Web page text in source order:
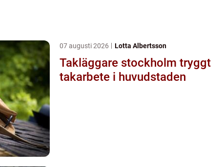
07 augusti 2026 Lotta Albertsson
Takläggare stockholm tryggt
takarbete i huvudstaden